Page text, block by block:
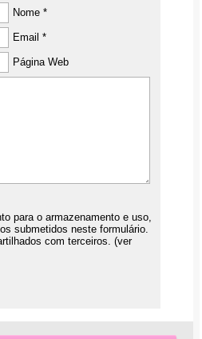
Nome *
Email *
Página Web
para o armazenamento e uso,
submetidos neste formulário.
com terceiros. (ver